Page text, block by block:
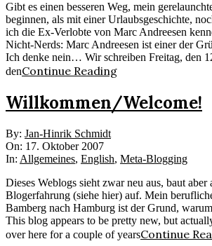
Gibt es einen besseren Weg, mein
beginnen, als mit einer Urlaubsgeschichte,
ich die Ex-Verlobte von Marc Andreesen
Nicht-Nerds: Marc Andreesen ist einer der
Ich denke nein… Wir schreiben Freitag, den
denContinue Reading
Willkommen/Welcome!
2007-
10-
17
By: Jan-Hinrik Schmidt
On: 17. Oktober 2007
In: Allgemeines, English, Meta-Blogging
Dieses Weblogs sieht zwar neu aus, baut aber
Blogerfahrung (siehe hier) auf. Mein
Bamberg nach Hamburg ist der Grund,
This blog appears to be pretty new, but
over here for a couple of yearsContinue